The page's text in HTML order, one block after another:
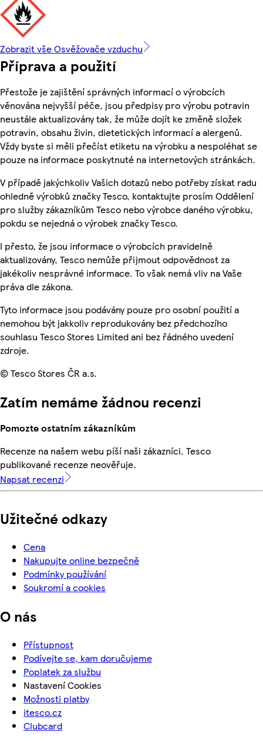
Zobrazit vše Osvěžovače vzduchu
Příprava a použití
Přestože je zajištění správných informací o výrobcích
věnována nejvyšší péče, jsou předpisy pro výrobu potravin
neustále aktualizovány tak, že může dojít ke změně složek
potravin, obsahu živin, dietetických informací a alergenů.
Vždy byste si měli přečíst etiketu na výrobku a nespoléhat se
pouze na informace poskytnuté na internetových stránkách.
V případě jakýchkoliv Vašich dotazů nebo potřeby získat radu
ohledně výrobků značky Tesco, kontaktujte prosím Oddělení
pro služby zákazníkům Tesco nebo výrobce daného výrobku,
pokdu se nejedná o výrobek značky Tesco.
I přesto, že jsou informace o výrobcích pravidelně
aktualizovány, Tesco nemůže přijmout odpovědnost za
jakékoliv nesprávné informace. To však nemá vliv na Vaše
práva dle zákona.
Tyto informace jsou podávány pouze pro osobní použití a
nemohou být jakkoliv reprodukovány bez předchozího
souhlasu Tesco Stores Limited ani bez řádného uvedení
zdroje.
© Tesco Stores ČR a.s.
Zatím nemáme žádnou recenzi
Pomozte ostatním zákazníkům
Recenze na našem webu píší naši zákazníci. Tesco
publikované recenze neověřuje.
Napsat recenzi
Užitečné odkazy
Cena
Nakupujte online bezpečně
Podmínky používání
Soukromí a cookies
O nás
Přístupnost
Podívejte se, kam doručujeme
Poplatek za službu
Nastavení Cookies
Možnosti platby
itesco.cz
Clubcard